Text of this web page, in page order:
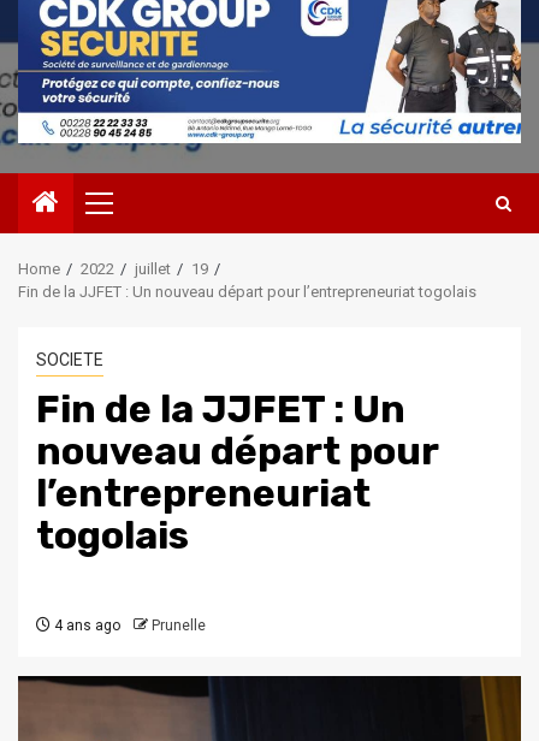
Primary
Menu
Home 2022 juillet
19
Fin de la JJFET : Un nouveau départ pour l’entrepreneuriat togolais
SOCIETE
Fin de la JJFET : Un
nouveau départ pour
l’entrepreneuriat
togolais
4 ans ago Prunelle